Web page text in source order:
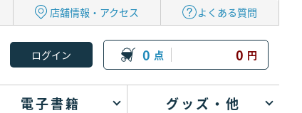
店舗情報・アクセス よくある質問
0 点 0 円
電子書籍 グッズ・他